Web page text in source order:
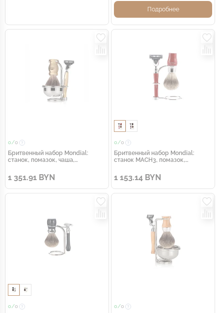
Подробнее
0/0
Бритвенный набор Mondial:
станок, помазок, чаша,
перламутр
1 351.91 BYN
0/0
Бритвенный набор Mondial:
станок MACH3, помазок,
1 153.14 BYN
0/0 0/0